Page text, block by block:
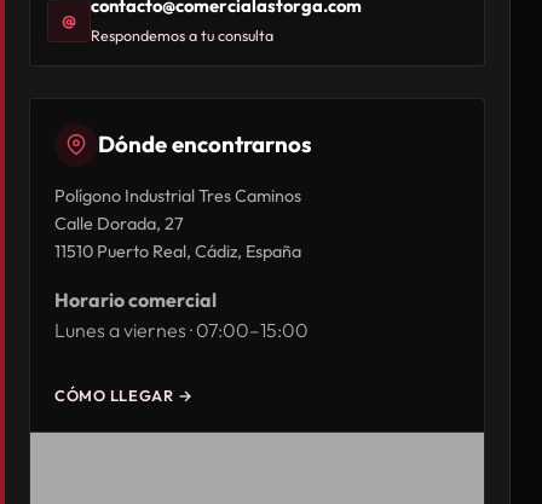
@
contacto@comercialastorga.com
Respondemos a tu consulta
Dónde encontrarnos
Polígono Industrial Tres Caminos
Calle Dorada, 27
11510 Puerto Real, Cádiz, España
Horario comercial
Lunes a viernes · 07:00–15:00
CÓMO LLEGAR →